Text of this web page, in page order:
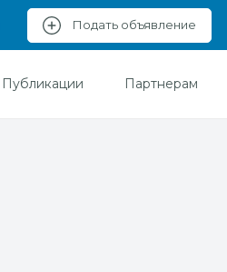
Подать объявление
Публикации Партнерам